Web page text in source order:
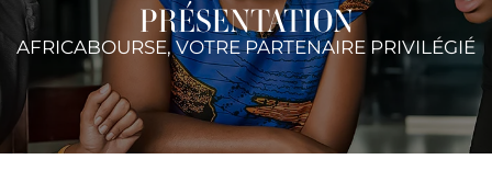
PRÉSENTATION
AFRICABOURSE, VOTRE PARTENAIRE PRIVILÉGIÉ